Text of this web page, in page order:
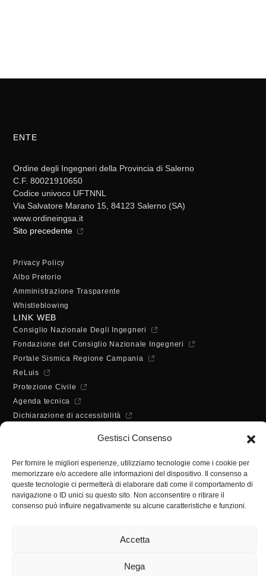
Gestisci Consenso
Per fornire le migliori esperienze, utilizziamo tecnologie come i cookie per
memorizzare e/o accedere alle informazioni del dispositivo. Il consenso a
queste tecnologie ci permetterà di elaborare dati come il comportamento di
navigazione o ID unici su questo sito. Non acconsentire o ritirare il
consenso può influire negativamente su alcune caratteristiche e funzioni.
Accetta
Nega
ENTE
Ordine degli Ingegneri della Provincia di Salerno
C.F. 80021910650
Codice univoco UFTNNL
Via Salvatore Marano 15, 84123 Salerno (SA)
www.ordineingsa.it
Sito precedente
Privacy Policy
Albo Pretorio
Amministrazione Trasparente
Whistleblowing
LINK WEB
Consiglio Nazionale Degli Ingegneri
Fondazione del Consiglio Nazionale Ingegneri
Portale Sismica Regione Campania
ReLuis
Protezione Civile
Agenda tecnica
Dichiarazione di accessibilità
Lunedì - Mercoledì - Venerdì:
Martedì - Giovedì:
10:00 - 12:00 / 14:30 - 16:30
SEGRETERIA